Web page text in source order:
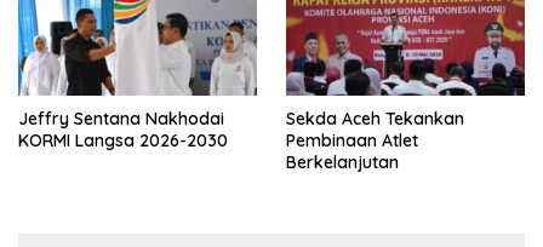
Jeffry Sentana Nakhodai
KORMI Langsa 2026-2030
Sekda Aceh Tekankan
Pembinaan Atlet
Berkelanjutan